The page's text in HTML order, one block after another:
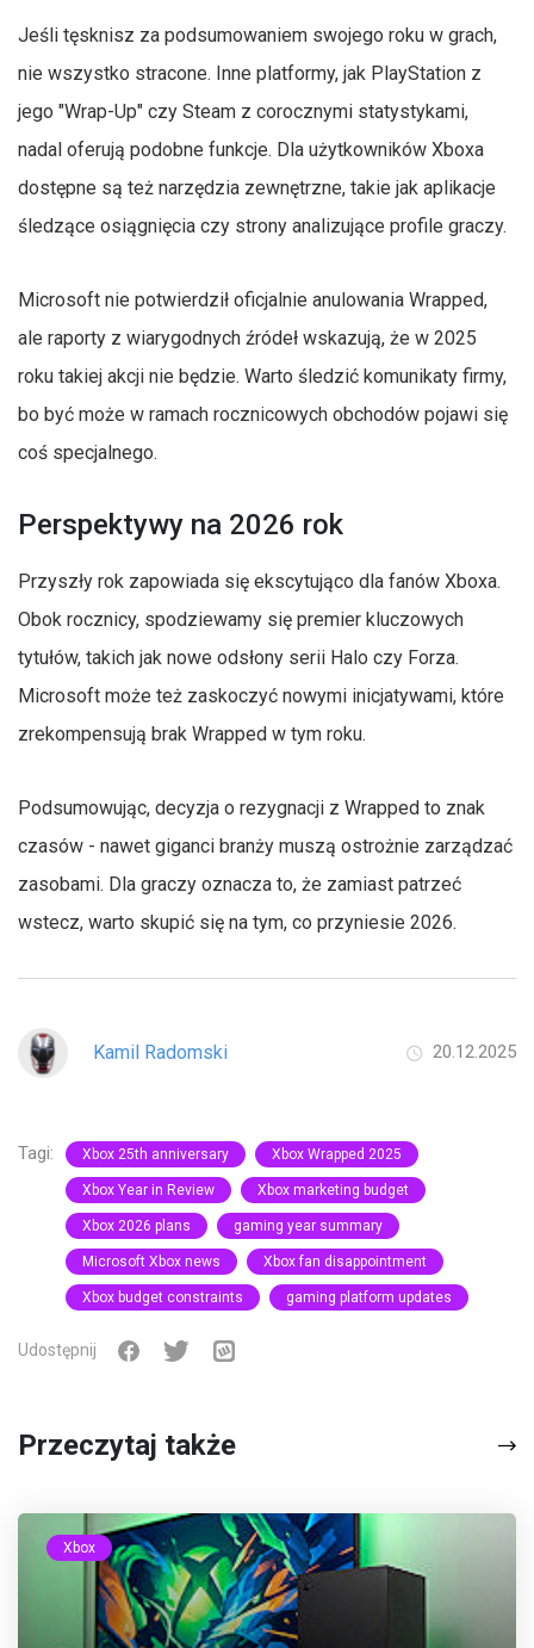
Jeśli tęsknisz za podsumowaniem swojego roku w grach,
nie wszystko stracone. Inne platformy, jak PlayStation z
jego "Wrap-Up" czy Steam z corocznymi statystykami,
nadal oferują podobne funkcje. Dla użytkowników Xboxa
dostępne są też narzędzia zewnętrzne, takie jak aplikacje
śledzące osiągnięcia czy strony analizujące profile graczy.
Microsoft nie potwierdził oficjalnie anulowania Wrapped,
ale raporty z wiarygodnych źródeł wskazują, że w 2025
roku takiej akcji nie będzie. Warto śledzić komunikaty firmy,
bo być może w ramach rocznicowych obchodów pojawi się
coś specjalnego.
Perspektywy na 2026 rok
Przyszły rok zapowiada się ekscytująco dla fanów Xboxa.
Obok rocznicy, spodziewamy się premier kluczowych
tytułów, takich jak nowe odsłony serii Halo czy Forza.
Microsoft może też zaskoczyć nowymi inicjatywami, które
zrekompensują brak Wrapped w tym roku.
Podsumowując, decyzja o rezygnacji z Wrapped to znak
czasów - nawet giganci branży muszą ostrożnie zarządzać
zasobami. Dla graczy oznacza to, że zamiast patrzeć
wstecz, warto skupić się na tym, co przyniesie 2026.
Kamil Radomski 20.12.2025
Tagi: Xbox 25th anniversary Xbox Wrapped 2025
Xbox Year in Review Xbox marketing budget
Xbox 2026 plans gaming year summary
Microsoft Xbox news Xbox fan disappointment
Xbox budget constraints gaming platform updates
Udostępnij
Przeczytaj także
Xbox